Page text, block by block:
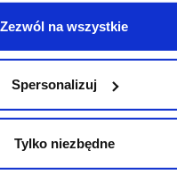
Zezwól na wszystkie
Spersonalizuj
Tylko niezbędne